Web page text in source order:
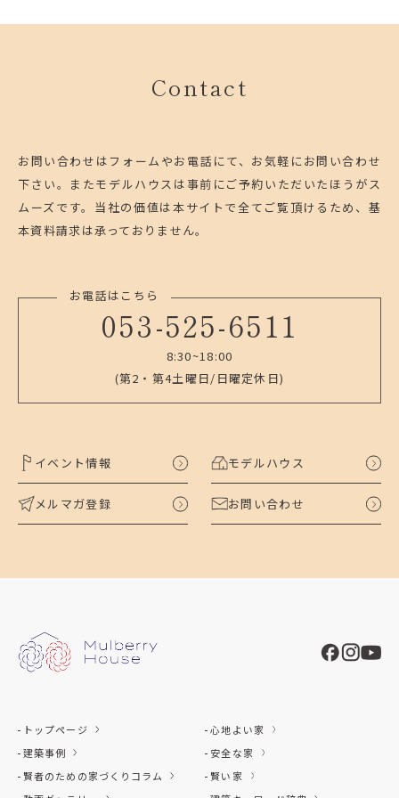
Contact
お問い合わせはフォームやお電話にて、お気軽にお問い合わせ
下さい。 またモデルハウスは事前にご予約いただいたほうがス
ムーズです。 当社の価値は本サイトで全てご覧頂けるため、基
本資料請求は承っておりません。
お電話はこちら
053-525-6511
8:30~18:00
(第2・第4土曜日/日曜定休日)
イベント情報 モデルハウス
メルマガ登録 お問い合わせ
トップページ
建築事例
賢者のための家づくりコラム
心地よい家
安全な家
賢い家